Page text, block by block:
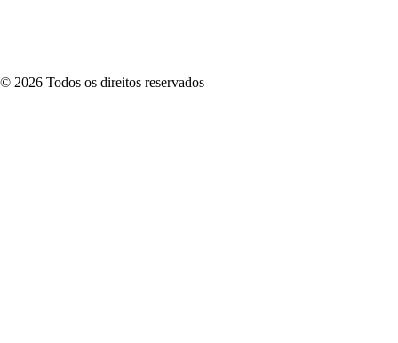
© 2026 Todos os direitos reservados